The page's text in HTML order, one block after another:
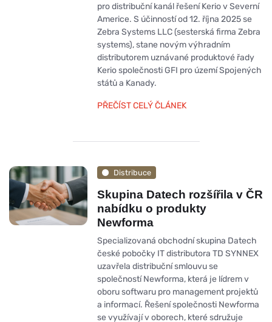
pro distribuční kanál řešení Kerio v Severní
Americe. S účinností od 12. října 2025 se
Zebra Systems LLC (sesterská firma Zebra
systems), stane novým výhradním
distributorem uznávané produktové řady
Kerio společnosti GFI pro území Spojených
států a Kanady.
PŘEČÍST CELÝ ČLÁNEK
Distribuce
Skupina Datech rozšířila v ČR
nabídku o produkty
Newforma
Specializovaná obchodní skupina Datech
české pobočky IT distributora TD SYNNEX
uzavřela distribuční smlouvu se
společností Newforma, která je lídrem v
oboru softwaru pro management projektů
a informací. Řešení společnosti Newforma
se využívají v oborech, které sdružuje